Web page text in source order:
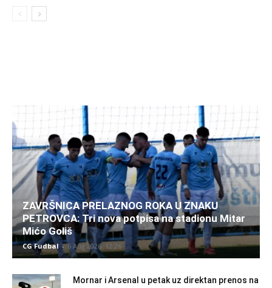
ZAVRŠNICA PRELAZNOG ROKA U ZNAKU
PETROVCA: Tri nova potpisa na stadionu Mitar
Mićo Goliš
CG Fudbal - 6 Aug 2026. 12:26
Mornar i Arsenal u petak uz direktan prenos na